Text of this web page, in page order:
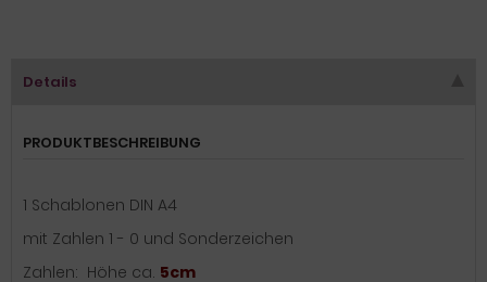
Details
PRODUKTBESCHREIBUNG
1 Schablonen DIN A4
mit Zahlen 1 - 0 und Sonderzeichen
Zahlen: Höhe ca. 5cm